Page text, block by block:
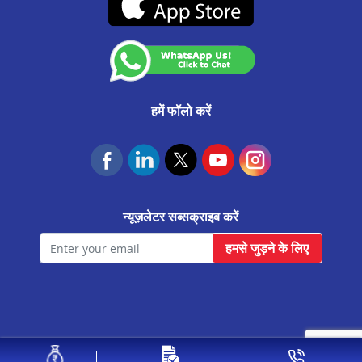
नरोदा मे प्रॉपर्टी पर लोन
सूरत उधना मे प्रॉपर्टी पर लोन
अमरेली मे प्रॉपर्टी पर लोन
सुरेंद्रनगर मे प्रॉपर्टी पर लोन
उमरगाम मे प्रॉपर्टी पर लोन
सूरत मे प्रॉपर्टी पर लोन
पाटन मे प्रॉपर्टी पर लोन
मेहसाणा मे प्रॉपर्टी पर लोन
हमें फॉलो करें
न्यूज़लेटर सब्सक्राइब करें
हमसे जुड़ने के लिए